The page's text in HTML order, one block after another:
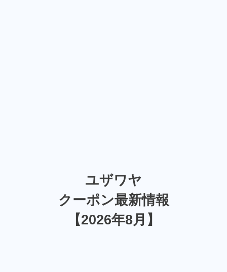
ユザワヤ
クーポン最新情報
【2026年8月】